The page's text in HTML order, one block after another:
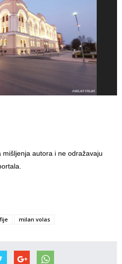
autora i ne odražavaju
milan volas